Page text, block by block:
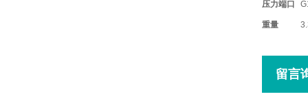
压力端口
重量
留言